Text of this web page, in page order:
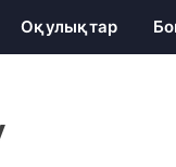
Оқулықтар